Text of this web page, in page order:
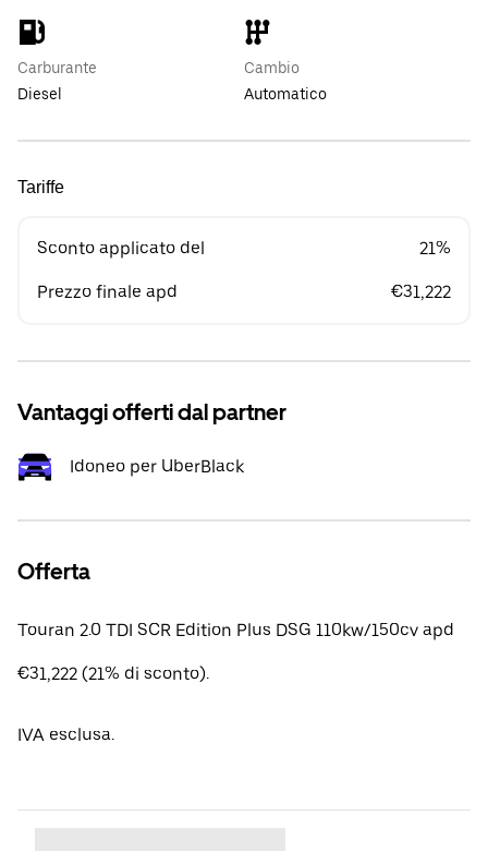
Carburante
Diesel
Cambio
Automatico
Tariffe
Sconto applicato del 21%
Prezzo finale apd €31,222
Vantaggi offerti dal partner
Idoneo per UberBlack
Offerta
Touran 2.0 TDI SCR Edition Plus DSG 110kw/150cv apd
€31,222 (21% di sconto).
IVA esclusa.